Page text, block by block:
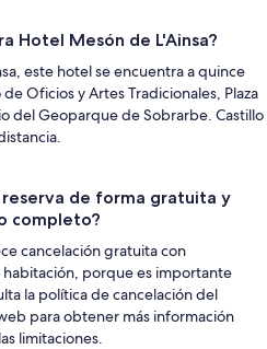
Hotel Mesón de L'Ainsa?
este hotel se encuentra a quince
Oficios y Artes Tradicionales, Plaza
del Geoparque de Sobrarbe. Castillo
reserva de forma gratuita y
completo?
cancelación gratuita con
porque es importante
la política de cancelación del
para obtener más información
limitaciones.